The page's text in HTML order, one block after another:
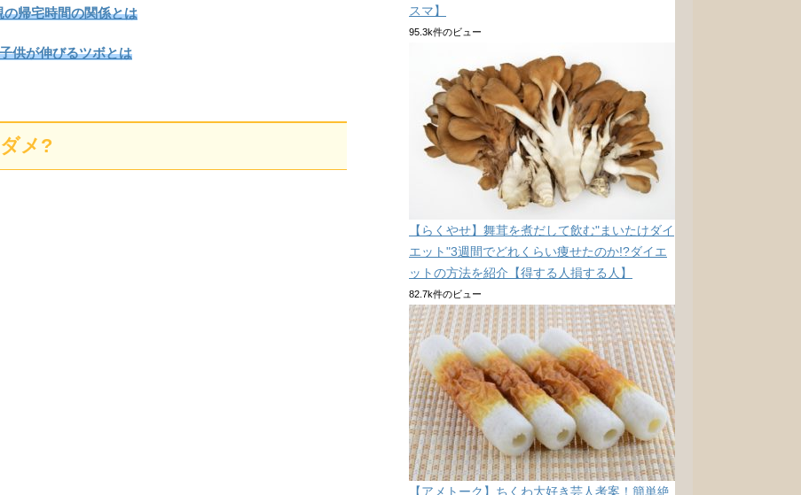
帰宅時間の関係とは
供が伸びるツボとは
メ?
スマ】
95.3k件のビュー
【らくやせ】舞茸を煮だして飲む"まいたけダイ
エット"3週間でどれくらい痩せたのか!?ダイエ
ットの方法を紹介【得する人損する人】
82.7k件のビュー
【アメトーク】ちくわ大好き芸人考案！簡単絶